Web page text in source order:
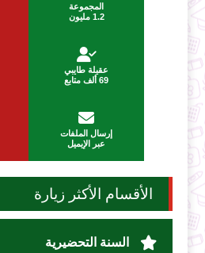
المجموعة
1.2 مليون
عقيلة طايبي
69 ألف متابع
إرسال الملفات
عبر الإيميل
الأقسام الأكثر زيارة
السنة التحضيرية